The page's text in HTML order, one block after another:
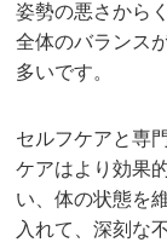
姿勢の悪さから
全体のバランス
多いです。
セルフケアと専
ケアはより効果
い、体の状態を
入れて、深刻な